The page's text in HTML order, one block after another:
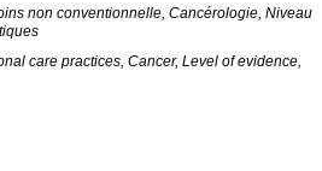
non conventionnelle, Cancérologie, Niveau
care practices, Cancer, Level of evidence,